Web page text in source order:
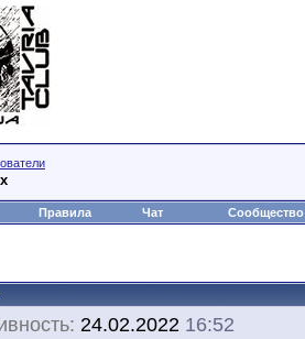
Правила Чат Сообщество
24.02.2022 16:52